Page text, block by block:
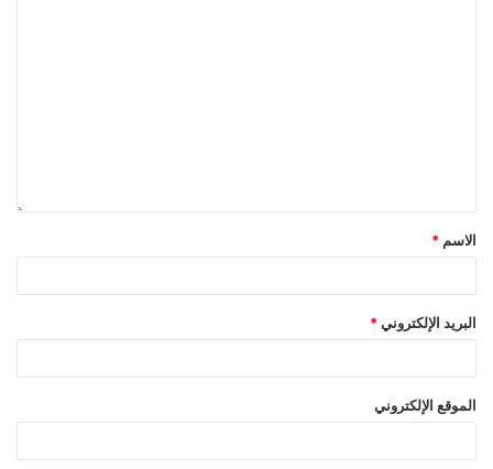
الاسم *
البريد الإلكتروني *
الموقع الإلكتروني